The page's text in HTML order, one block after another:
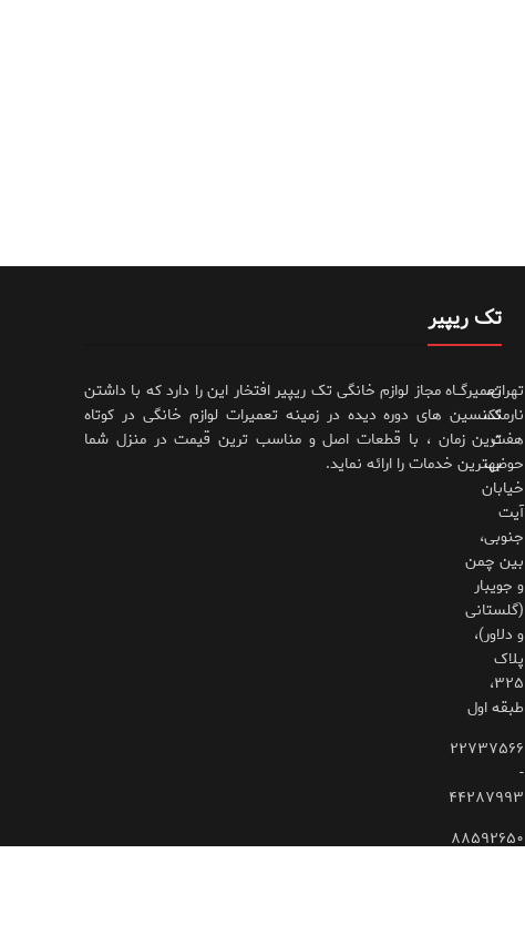
تک ریپیر
تعمیرگــاه مجاز لوازم خانگی تک ریپیر افتخار این را دارد که با داشتن
تکنسین های دوره دیده در زمینه تعمیرات لوازم خانگی در کوتاه
ترین زمان ، با قطعات اصل و مناسب ترین قیمت در منزل شما
بهترین خدمات را ارائه نماید.
تهران،
نارمک،
هفت
حوض،
خیابان
آیت
جنوبی،
بین چمن
و جویبار
(گلستانی
و دلاور)،
پلاک
۳۲۵،
طبقه اول
۲۲۷۳۷۵۶۶
-
۴۴۲۸۷۹۹۳
۸۸۵۹۲۶۵۰